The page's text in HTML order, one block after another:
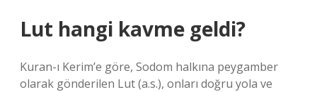
Lut hangi kavme geldi?
Kuran-ı Kerim’e göre, Sodom halkına peygamber
olarak gönderilen Lut (a.s.), onları doğru yola ve